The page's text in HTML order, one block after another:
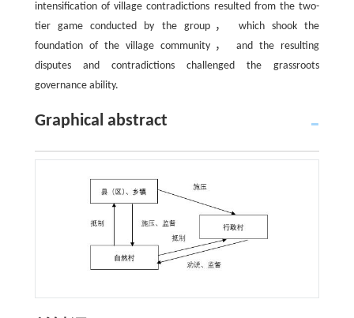
intensification of village contradictions resulted from the two-
tier game conducted by the group， which shook the
foundation of the village community， and the resulting
disputes and contradictions challenged the grassroots
governance ability.
Graphical abstract